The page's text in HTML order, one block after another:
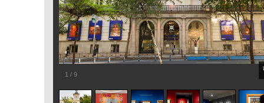
1 / 9